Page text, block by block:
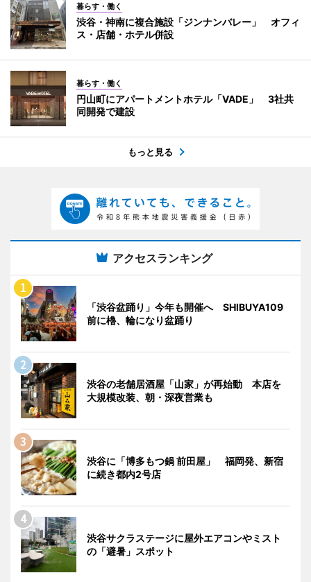
暮らす・働く
渋谷・神南に複合施設「ジンナンバレー」 オフィ
ス・店舗・ホテル併設
暮らす・働く
円山町にアパートメントホテル「VADE」 3社共
同開発で建設
もっと見る
アクセスランキング
「渋谷盆踊り」今年も開催へ SHIBUYA109
前に櫓、輪になり盆踊り
渋谷の老舗居酒屋「山家」が再始動 本店を
大規模改装、朝・深夜営業も
渋谷に「博多もつ鍋 前田屋」 福岡発、新宿
に続き都内2号店
渋谷サクラステージに屋外エアコンやミスト
の「避暑」スポット